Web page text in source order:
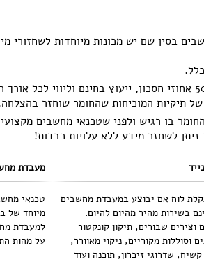
המחירים בסין הם זולים מהמחירים לשחזור מידע בישראל ב50 אחוזי חסכון, ייעוץ בחינם וליווי
תיקיות המוכיחות שהחומר שוחזר
בו רגיש ולפני שטכנאי מחשבים
לשחזר מידע ללא עלויות כבדות!
לוח אם יבוצע במעבדת מחשבים
בשירות מהיר מהיום להיום.
שבורים, תיקון קונקטור
וסוללות מקוריים, ניקוי מאוורר,
שדרוגי זיכרון, תוכנה ועוד
מעבדת
טכנאי
מיוחד של
למעבדת
על מהות